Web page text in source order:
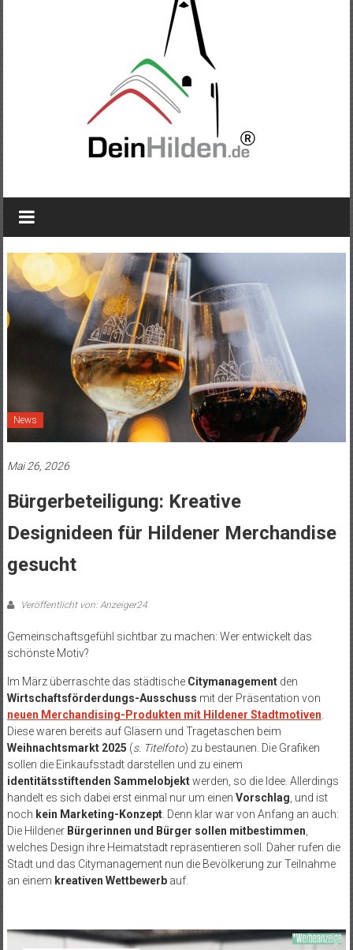
News
Mai 26, 2026
Bürgerbeteiligung: Kreative
Designideen für Hildener Merchandise
gesucht
Veröffentlicht von: Anzeiger24
Gemeinschaftsgefühl sichtbar zu machen: Wer entwickelt das
schönste Motiv?
Im März überraschte das städtische Citymanagementden
Wirtschaftsförderdungs-Ausschuss mit der Präsentation von
neuen Merchandising-Produkten mit Hildener Stadtmotiven.
Diese waren bereits auf Gläsern und Tragetaschen beim
Weihnachtsmarkt 2025 (s. Titelfoto) zu bestaunen. Die Grafiken
sollen die Einkaufsstadt darstellen und zu einem
identitätsstiftenden Sammelobjektwerden, so die Idee. Allerdings
handelt es sich dabei erst einmal nur um einen Vorschlag, und ist
noch kein Marketing-Konzept. Denn klar war von Anfang an auch:
Die Hildener Bürgerinnen und Bürger sollen mitbestimmen,
welches Design ihre Heimatstadt repräsentieren soll. Daher rufen die
Stadt und das Citymanagement nun die Bevölkerung zur Teilnahme
an einem kreativen Wettbewerbauf.